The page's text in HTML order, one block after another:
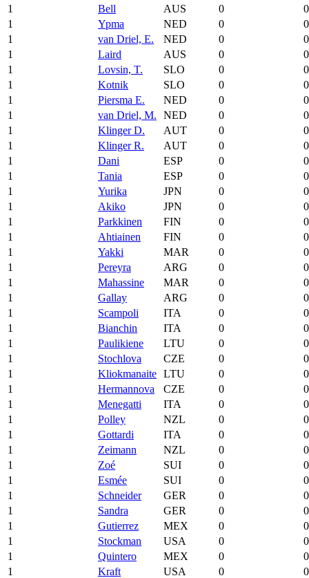
1
Bell AUS 0
0
1
Ypma NED 0
0
1
van Driel, E. NED 0
0
1
Laird AUS 0
0
1
Lovsin, T. SLO 0
0
1
Kotnik SLO 0
0
1
Piersma E. NED 0
0
1
van Driel, M. NED 0
0
1
Klinger D. AUT 0
0
1
Klinger R. AUT 0
0
1
Dani ESP 0
0
1
Tania ESP 0
0
1
Yurika JPN 0
0
1
Akiko JPN 0
0
1
Parkkinen FIN 0
0
1
Ahtiainen FIN 0
0
1
Yakki MAR 0
0
1
Pereyra ARG 0
0
1
Mahassine MAR 0
0
1
Gallay ARG 0
0
1
Scampoli ITA 0
0
1
Bianchin ITA 0
0
1
Paulikiene LTU 0
0
1
Stochlova CZE 0
0
1
Kliokmanaite LTU 0
0
1
Hermannova CZE 0
0
1
Menegatti ITA 0
0
1
Polley NZL 0
0
1
Gottardi ITA 0
0
1
Zeimann NZL 0
0
1
Zoé SUI 0
0
1
Esmée SUI 0
0
1
Schneider GER 0
0
1
Sandra GER 0
0
1
Gutierrez MEX 0
0
1
Stockman USA 0
0
1
Quintero MEX 0
0
1
Kraft USA 0
0